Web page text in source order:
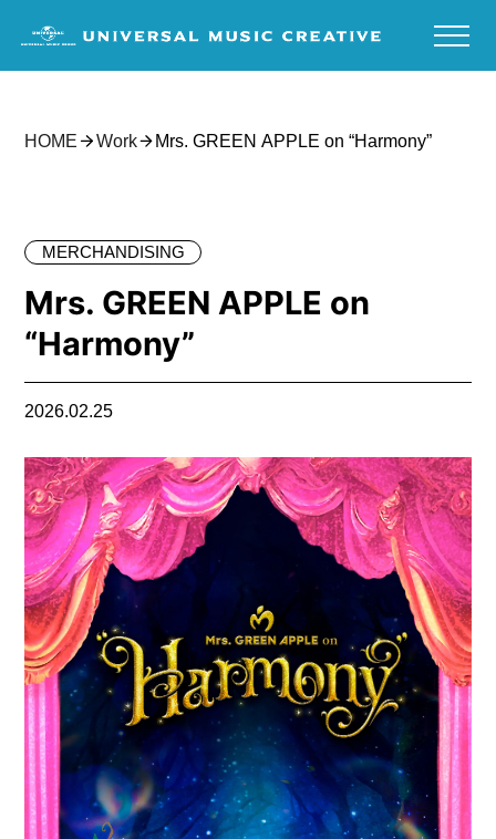
HOME Work Mrs. GREEN APPLE on “Harmony”
MERCHANDISING
Mrs. GREEN APPLE on
“Harmony”
2026.02.25